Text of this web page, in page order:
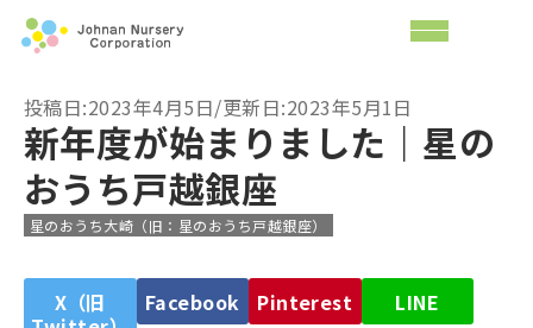
投稿日:2023年4月5日/更新日:2023年5月1日
新年度が始まりました｜星の
おうち戸越銀座
星のおうち大崎（旧：星のおうち戸越銀座）
X（旧
Facebook Pinterest LINE